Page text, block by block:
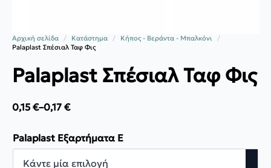
Αρχική σελίδα Κατάστημα
Κήπος - Βεράντα - Μπαλκόνι
Palaplast Σπέσιαλ Ταφ Φις
Palaplast Σπέσιαλ Ταφ Φις
0,15 €–0,17 €
Price
0,15 €
through
0,17 €
Palaplast Εξαρτήματα E